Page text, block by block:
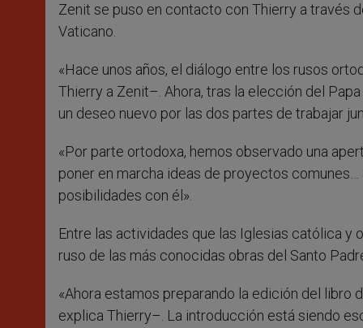
Zenit se puso en contacto con Thierry a través
Vaticano.
«Hace unos años, el diálogo entre los rusos
Thierry a Zenit–. Ahora, tras la elección del
un deseo nuevo por las dos partes de trabajar
«Por parte ortodoxa, hemos observado una
poner en marcha ideas de proyectos
posibilidades con él».
Entre las actividades que las Iglesias católica
ruso de las más conocidas obras del Santo
«Ahora estamos preparando la edición del libro
explica Thierry–. La introducción está siendo